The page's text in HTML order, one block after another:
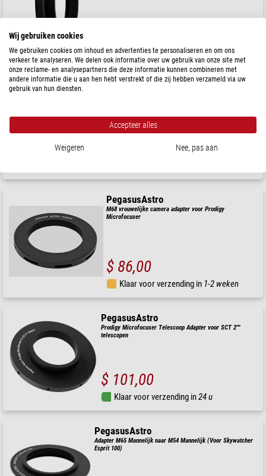
Klaar voor verzending in
PegasusAstro
PegasusAstro
M68 vrouwelijke camera adapter voor Prodigy
Microfocuser
$ 86,00
Klaar voor verzending in 1-2 weken
PegasusAstro
Prodigy Microfocuser Telescoop Adapter voor SCT 2""
telescopen
$ 101,00
Klaar voor verzending in24 u
PegasusAstro
Adapter M65 Mannelijk naar M54 Mannelijk (Voor Skywatcher
Esprit 100)
Wij gebruiken cookies
We gebruiken cookies om inhoud en advertenties te personaliseren en om ons
verkeer te analyseren. We delen ook informatie over uw gebruik van onze site met
onze reclame- en analysepartners die deze informatie kunnen combineren met
andere informatie die u aan hen hebt verstrekt of die zij hebben verzameld via uw
gebruik van hun diensten.
Accepteer alles
Weigeren Nee, pas aan